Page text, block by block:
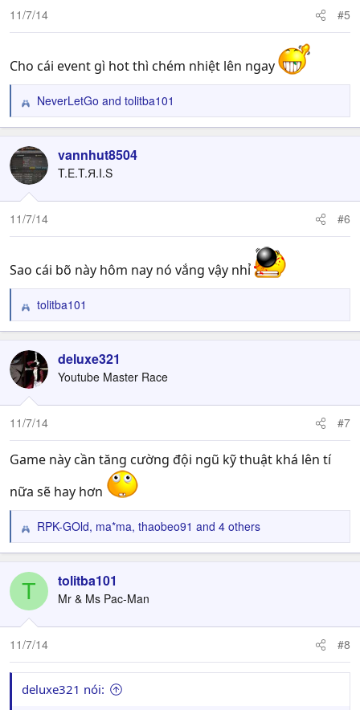
11/7/14 #5
Cho cái event gì hot thì chém nhiệt lên ngay
R
e
c
t
i
o
n
NeverLetGo and tolitba101
vannhut8504
T.E.T.Я.I.S
11/7/14 #6
Sao cái bõ này hôm nay nó vắng vậy nhỉ
R
e
c
t
i
o
n
tolitba101
deluxe321
Youtube Master Race
11/7/14 #7
Game này cần tăng cường đội ngũ kỹ thuật khá lên tí
nữa sẽ hay hơn
R
e
c
i
o
n
:
RPK-GOld, ma*ma, thaobeo91 and 4 others
T tolitba101
Mr & Ms Pac-Man
11/7/14 #8
deluxe321 nói: